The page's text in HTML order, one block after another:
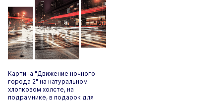
Картина "Движение ночного
города 2" на натуральном
хлопковом холсте, на
подрамнике, в подарок для